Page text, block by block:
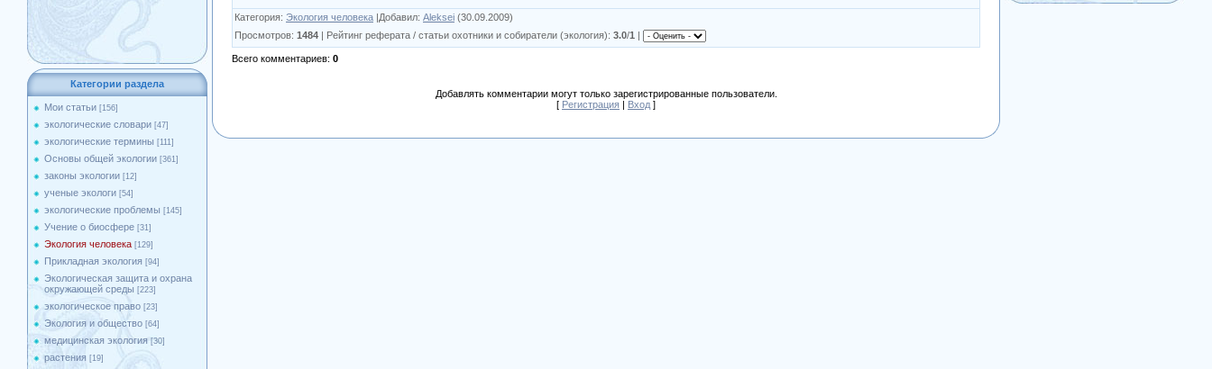
Категории раздела
Мои статьи [156]
экологические словари [47]
экологические термины [111]
Основы общей экологии [361]
законы экологии [12]
ученые экологи [54]
экологические проблемы [145]
Учение о биосфере [31]
Экология человека [129]
Прикладная экология [94]
Экологическая защита и охрана
окружающей среды [223]
экологическое право [23]
Экология и общество [64]
медицинская экология [30]
растения [19]
Категория: Экология человека |Добавил: Aleksei (30.09.2009)
Просмотров: 1484 | Рейтинг реферата / статьи охотники и собиратели (экология): 3.0/1 |
Всего комментариев: 0
Добавлять комментарии могут только зарегистрированные пользователи.
[ Регистрация | Вход ]